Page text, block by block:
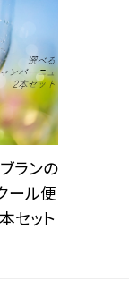
ランの
ール便
セット